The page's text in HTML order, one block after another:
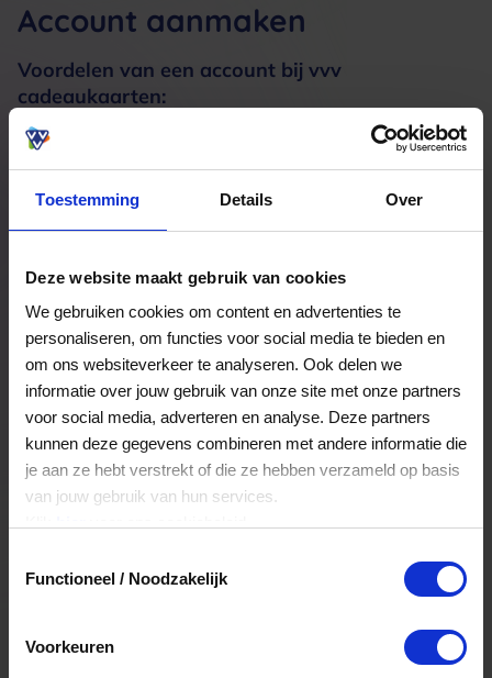
Toestemming Details Over
Deze website maakt gebruik van cookies
We gebruiken cookies om content en advertenties te
personaliseren, om functies voor social media te bieden en
om ons websiteverkeer te analyseren. Ook delen we
informatie over jouw gebruik van onze site met onze partners
voor social media, adverteren en analyse. Deze partners
kunnen deze gegevens combineren met andere informatie die
je aan ze hebt verstrekt of die ze hebben verzameld op basis
van jouw gebruik van hun services.
Functioneel / Noodzakelijk
Voorkeuren
Account aanmaken
Voordelen van een account bij vvv
cadeaukaarten:
Meerdere adressen registreren
Een bestelling volgen
Nog veel meer...
Maak account aan